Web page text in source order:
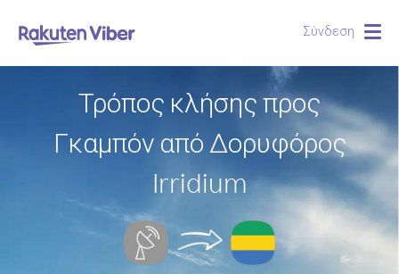
Σύνδεση
Τρόπος κλήσης προς
Γκαμπόν από Δορυφόρος
Irridium